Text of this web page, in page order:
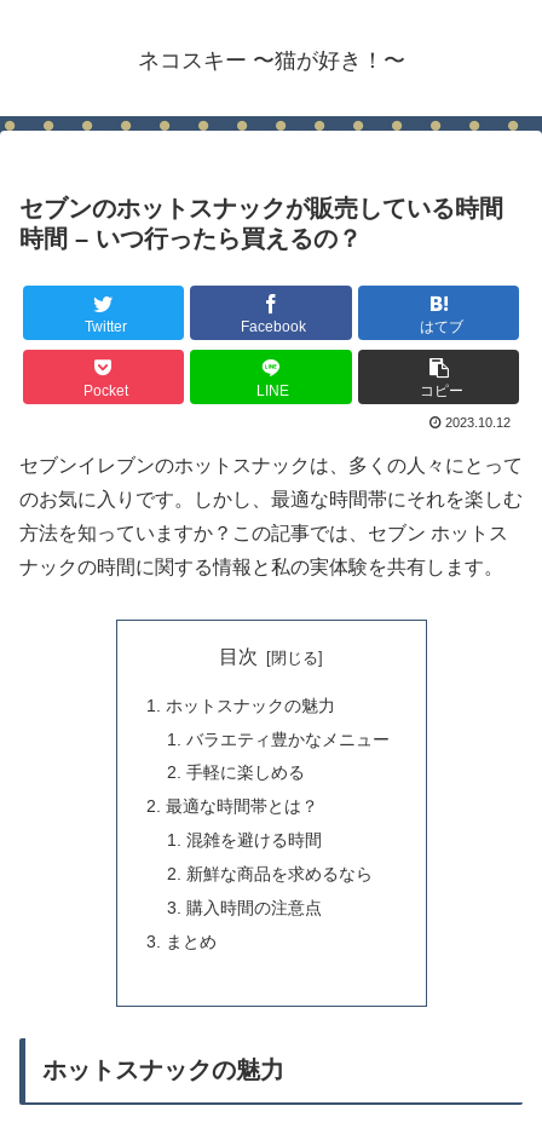
ネコスキー 〜猫が好き！〜
セブンのホットスナックが販売している時間
時間 – いつ行ったら買えるの？
Twitter Facebook はてブ
Pocket LINE コピー
2023.10.12
セブンイレブンのホットスナックは、多くの人々にとって
のお気に入りです。しかし、最適な時間帯にそれを楽しむ
方法を知っていますか？この記事では、セブン ホットス
ナックの時間に関する情報と私の実体験を共有します。
目次
ホットスナックの魅力
バラエティ豊かなメニュー
手軽に楽しめる
最適な時間帯とは？
混雑を避ける時間
新鮮な商品を求めるなら
購入時間の注意点
まとめ
ホットスナックの魅力